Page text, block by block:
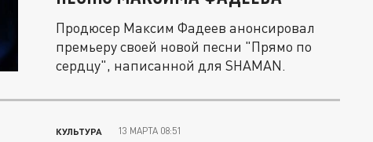
Продюсер Максим Фадеев анонсировал
премьеру своей новой песни "Прямо по
сердцу", написанной для SHAMAN.
КУЛЬТУРА 13 МАРТА 08:51